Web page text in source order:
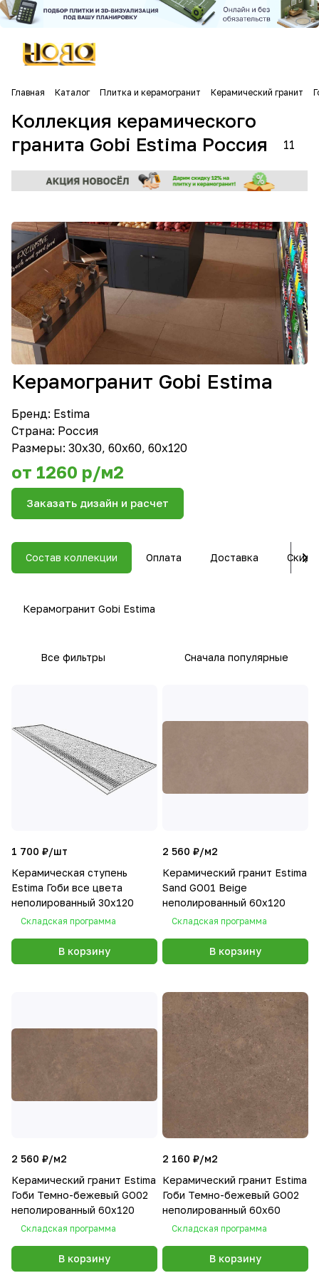
Главная Каталог Плитка и керамогранит Керамический гранит
Коллекция керамического
гранита Gobi Estima Россия
11
Керамогранит Gobi Estima
Бренд: Estima
Страна: Россия
Размеры: 30х30, 60х60, 60х120
от 1260 р/м2
Заказать дизайн и расчет
Состав коллекции Оплата Доставка
Керамогранит Gobi Estima
Все фильтры Сначала популярные
1 700 ₽/шт
Керамическая ступень
Estima Гоби все цвета
неполированный 30х120
Складская программа
В корзину
2 560 ₽/м2
Керамический гранит Estima
Sand GO01 Beige
неполированный 60x120
Складская программа
В корзину
2 560 ₽/м2
Керамический гранит Estima
Гоби Темно-бежевый GO02
неполированный 60x120
Складская программа
В корзину
2 160 ₽/м2
Керамический гранит Estima
Гоби Темно-бежевый GO02
неполированный 60x60
Складская программа
В корзину